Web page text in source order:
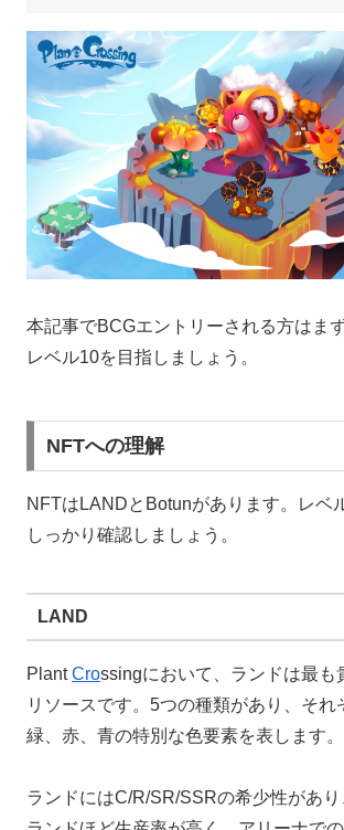
本記事でBCGエントリーされる方はま
レベル10を目指しましょう。
NFTへの理解
NFTはLANDとBotunがあります。レベ
しっかり確認しましょう。
LAND
PlantCrossingにおいて、ランドは最も
リソースです。5つの種類があり、それ
緑、赤、青の特別な色要素を表します。
ランドにはC/R/SR/SSRの希少性があ